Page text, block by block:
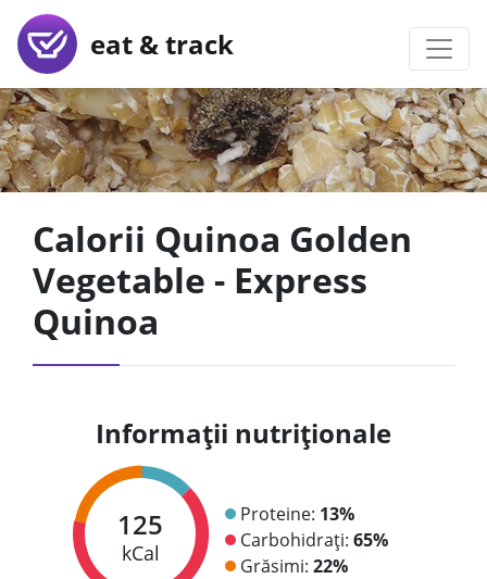
eat & track
Calorii Quinoa Golden
Vegetable - Express
Quinoa
Informații nutriționale
125
kCal
Proteine: 13%
Carbohidrați: 65%
Grăsimi: 22%